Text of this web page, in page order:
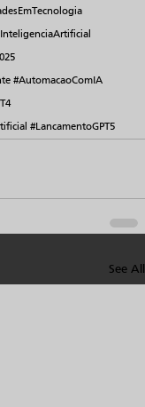
#AutomacaoComIA
#LancamentoGPT5
See All